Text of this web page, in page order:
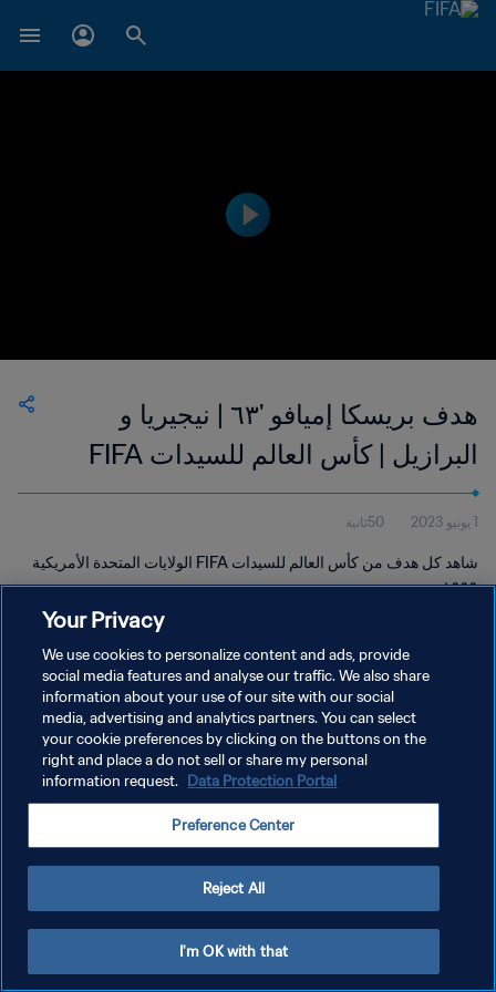
هدف بريسكا إميافو '٦٣ | نيجيريا و
البرازيل | كأس العالم للسيدات FIFA
الولايات المتحدة الأمريكية ١٩٩٩
1 يونيو 2023 50ثانية
شاهد كل هدف من كأس العالم للسيدات FIFA الولايات المتحدة الأمريكية
١٩٩٩.
سياسة الخصوصية
إدارة تفضيلات ملفات تعريف الارتباط
Your Privacy
We use cookies to personalize content and ads, provide
social media features and analyse our traffic. We also share
information about your use of our site with our social
media, advertising and analytics partners. You can select
your cookie preferences by clicking on the buttons on the
right and place a do not sell or share my personal
information request. Data Protection Portal
Preference Center
Reject All
I'm OK with that